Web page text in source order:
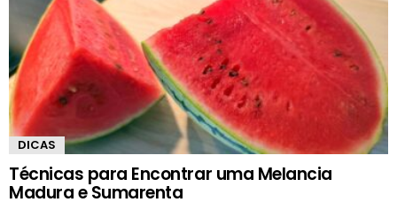
DICAS
Técnicas para Encontrar uma Melancia
Madura e Sumarenta